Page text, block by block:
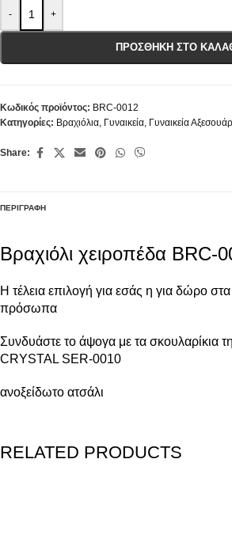
- +
ΠΡΟΣΘΉΚΗ ΣΤΟ
Κωδικός προϊόντος: BRC-0012
Κατηγορίες: Βραχιόλια, Γυναικεία, Γυναικεία Αξεσουάρ
Share:
ΠΕΡΙΓΡΑΦΉ
Βραχιόλι χειροπέδα BRC-
Η τέλεια επιλογή για εσάς η για δώρο
πρόσωπα
Συνδυάστε το άψογα με τα σκουλαρίκια
CRYSTAL SER-0010
ανοξείδωτο ατσάλι
RELATED PRODUCTS